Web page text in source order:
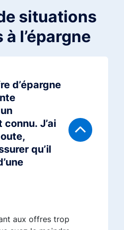
situations
à l’épargne
d’épargne
J’ai
qu’il
aux offres trop